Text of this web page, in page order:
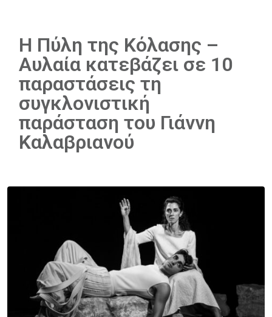
Η Πύλη της Κόλασης –
Αυλαία κατεβάζει σε 10
παραστάσεις τη
συγκλονιστική
παράσταση του Γιάννη
Καλαβριανού